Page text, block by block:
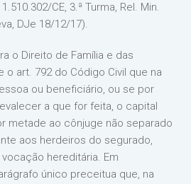
CE, 3.ª Turma, Rel. Min.
DJe 18/12/17).
o Direito de Família e das
art. 792 do Código Civil que na
ou beneficiário, ou se por
a que for feita, o capital
metade ao cônjuge não separado
aos herdeiros do segurado,
hereditária. Em
único preceitua que, na